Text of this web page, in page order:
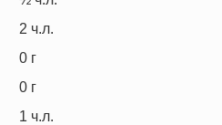
2 ч.л.
0 г
0 г
1 ч.л.